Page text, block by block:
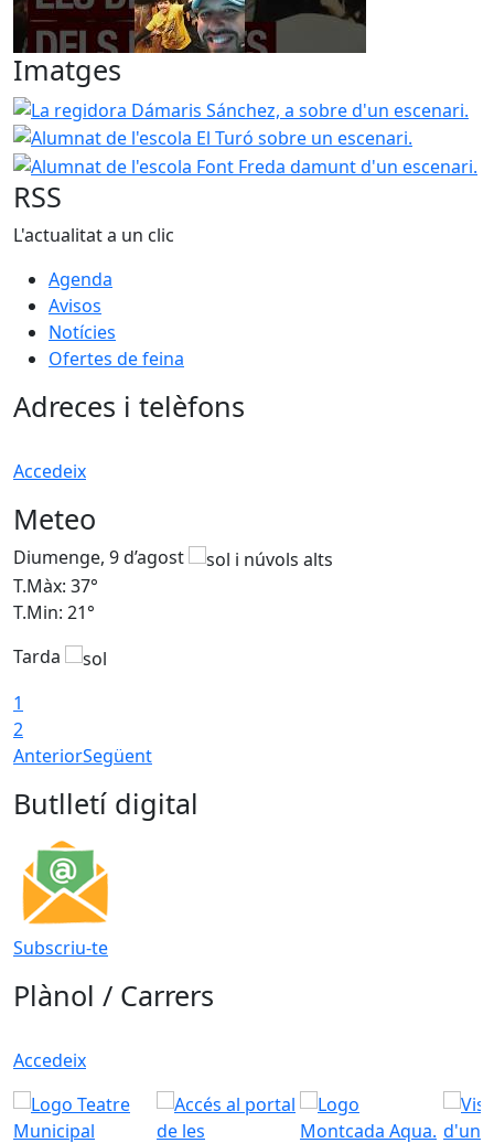
Imatges
La regidora Dámaris Sánchez, a sobre d'un escenari.
RSS
L'actualitat a un clic
Agenda
Avisos
Notícies
Ofertes de feina
Adreces i telèfons
Accedeix
Meteo
Diumenge, 9 d’agost
T.Màx: 37°
T.Min: 21°
Tarda
1
2
AnteriorSegüent
Butlletí digital
Subscriu-te
Plànol / Carrers
Accedeix